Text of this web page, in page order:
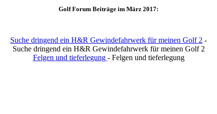
Golf Forum Beiträge im März 2017:
Suche dringend ein H&R Gewindefahrwerk für meinen Golf 2 -
Suche dringend ein H&R Gewindefahrwerk für meinen Golf 2
Felgen und tieferlegung - Felgen und tieferlegung